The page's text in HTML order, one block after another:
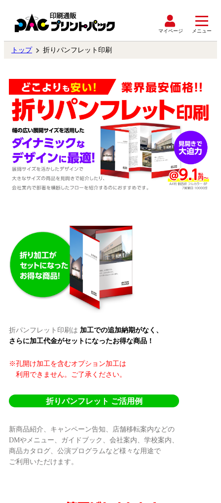
マイページ メニュー
トップ 折りパンフレット印刷
折パンフレット印刷は 加工での追加納期がなく、
さらに加工代金がセットになったお得な商品！
※孔開け加工を含むオプション加工は
利用できません。ご了承ください。
折りパンフレット ご活用例
新商品紹介、キャンペーン告知、店舗移転案内などの
DMやメニュー、ガイドブック、会社案内、学校案内、
商品カタログ、公演プログラムなど様々な用途で
ご利用いただけます。